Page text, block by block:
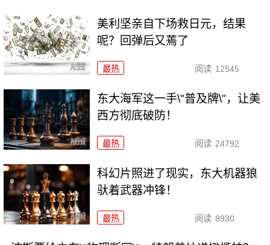
美利坚亲自下场救日元，结果
呢？回弹后又蔫了
最热 阅读 12545
东大海军这一手\"普及牌\"，让美
西方彻底破防！
最热 阅读 24792
科幻片照进了现实，东大机器狼
驮着武器冲锋！
最热 阅读 8930